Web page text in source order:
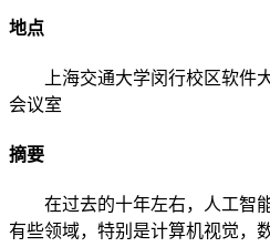
地点
上海交通大学闵行校区软件
会议室
摘要
在过去的十年左右，人工智
有些领域，特别是计算机视觉，